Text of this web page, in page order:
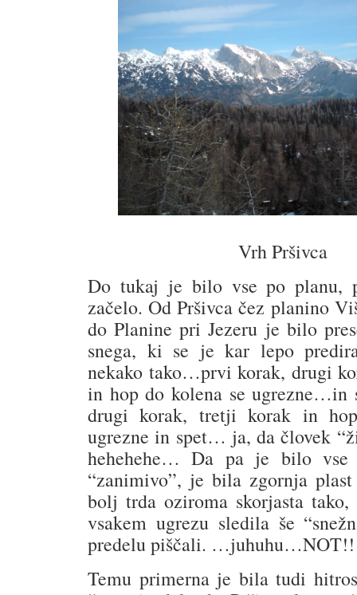
Vrh Pršivca
Do tukaj je bilo vse po planu,
začelo. Od Pršivca čez planino
do Planine pri Jezeru je bilo
snega, ki se je kar lepo
nekako tako…prvi korak, drugi
in hop do kolena se ugrezne…in
drugi korak, tretji korak in
ugrezne in spet… ja, da človek
hehehehe… Da pa je bilo vse
“zanimivo”, je bila zgornja
bolj trda oziroma skorjasta
vsakem ugrezu sledila še
predelu piščali.
Temu primerna je bila tudi